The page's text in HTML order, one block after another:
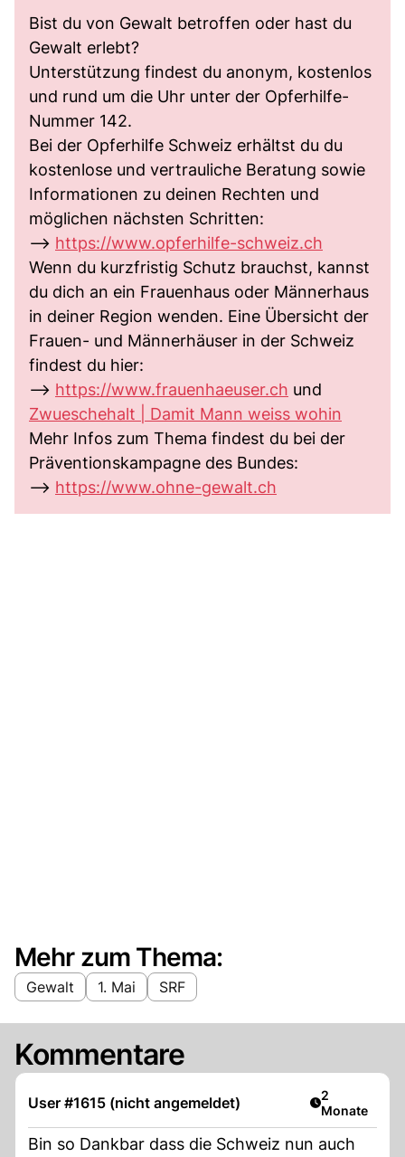
Bist du von Gewalt betroffen oder hast du
Gewalt erlebt?
Unterstützung findest du anonym, kostenlos
und rund um die Uhr unter der Opferhilfe-
Nummer 142.
Bei der Opferhilfe Schweiz erhältst du du
kostenlose und vertrauliche Beratung sowie
Informationen zu deinen Rechten und
möglichen nächsten Schritten:
--> https://www.opferhilfe-schweiz.ch
Wenn du kurzfristig Schutz brauchst, kannst
du dich an ein Frauenhaus oder Männerhaus
in deiner Region wenden. Eine Übersicht der
Frauen- und Männerhäuser in der Schweiz
findest du hier:
--> https://www.frauenhaeuser.ch und
Zwueschehalt | Damit Mann weiss wohin
Mehr Infos zum Thema findest du bei der
Präventionskampagne des Bundes:
--> https://www.ohne-gewalt.ch
Mehr zum Thema:
Gewalt 1. Mai SRF
Kommentare
User #1615 (nicht angemeldet) Artikel
2
Monate
Bin so Dankbar dass die Schweiz nun auch